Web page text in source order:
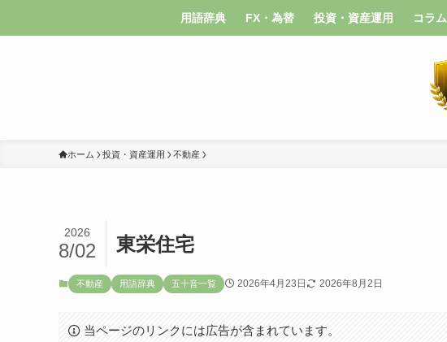
用語辞典 FX・為替 投資・資産運用 コラム
ホーム 投資・資産運用 不動産
東栄住宅
2026
8/02
不動産 用語辞典 五十音一覧 2026年4月23日 2026年8月2日
当ページのリンクには広告が含まれています。